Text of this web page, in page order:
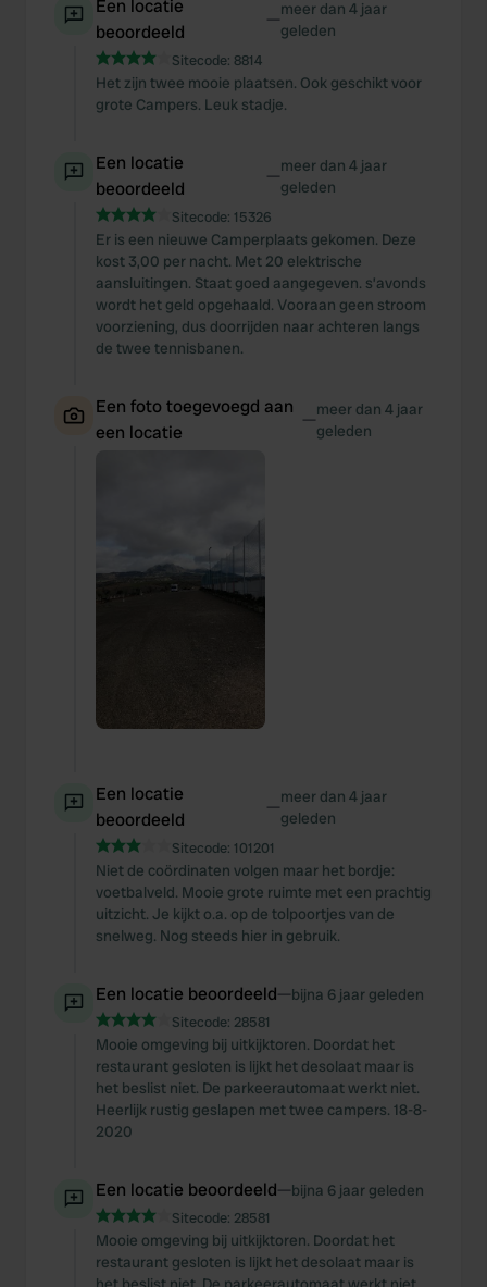
Een locatie
beoordeeld
—meer dan 4 jaar
geleden
Sitecode: 8814
Het zijn twee mooie plaatsen. Ook geschikt voor
grote Campers. Leuk stadje.
Een locatie
beoordeeld
—meer dan 4 jaar
geleden
Sitecode: 15326
Er is een nieuwe Camperplaats gekomen. Deze
kost 3,00 per nacht. Met 20 elektrische
aansluitingen. Staat goed aangegeven. s’avonds
wordt het geld opgehaald. Vooraan geen stroom
voorziening, dus doorrijden naar achteren langs
de twee tennisbanen.
Een foto toegevoegd aan
een locatie
—meer dan 4 jaar
geleden
Een locatie
beoordeeld
—meer dan 4 jaar
geleden
Sitecode: 101201
Niet de coördinaten volgen maar het bordje:
voetbalveld. Mooie grote ruimte met een prachtig
uitzicht. Je kijkt o.a. op de tolpoortjes van de
snelweg. Nog steeds hier in gebruik.
Een locatie beoordeeld—bijna 6 jaar geleden
Sitecode: 28581
Mooie omgeving bij uitkijktoren. Doordat het
restaurant gesloten is lijkt het desolaat maar is
het beslist niet. De parkeerautomaat werkt niet.
Heerlijk rustig geslapen met twee campers. 18-8-
2020
Een locatie beoordeeld—bijna 6 jaar geleden
Sitecode: 28581
Mooie omgeving bij uitkijktoren. Doordat het
restaurant gesloten is lijkt het desolaat maar is